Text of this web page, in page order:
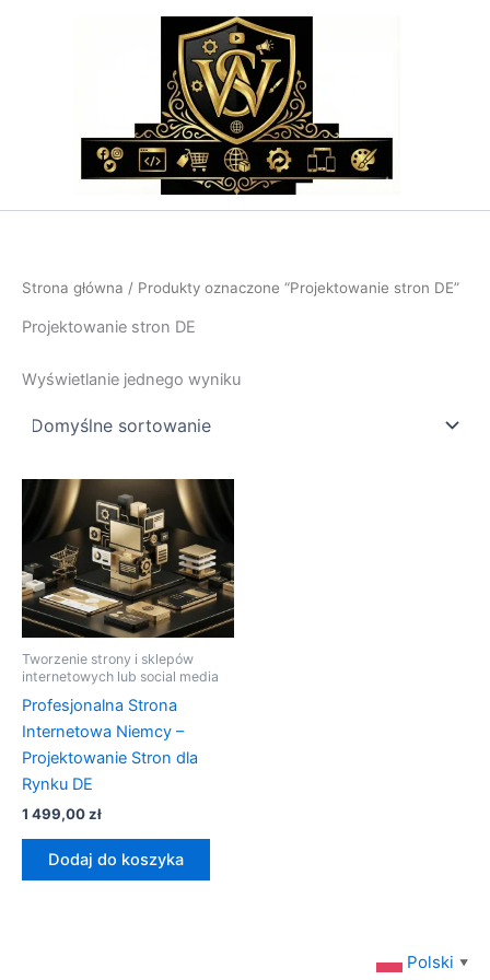
Strona główna / Produkty oznaczone “Projektowanie stron DE”
Projektowanie stron DE
Wyświetlanie jednego wyniku
Tworzenie strony i sklepów
internetowych lub social media
Profesjonalna Strona
Internetowa Niemcy –
Projektowanie Stron dla
Rynku DE
1 499,00zł
Dodaj do koszyka
Polski ▼